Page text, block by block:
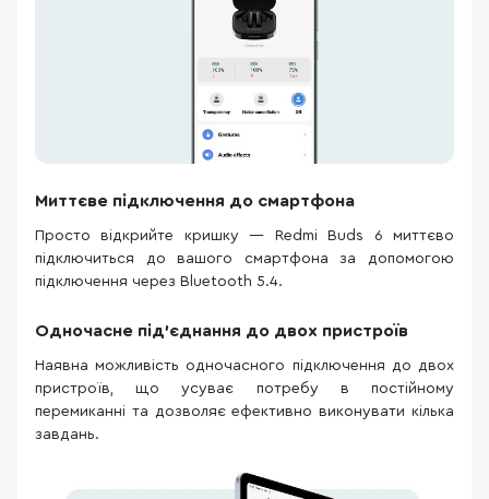
Миттєве підключення до смартфона
Просто відкрийте кришку — Redmi Buds 6 миттєво
підключиться до вашого смартфона за допомогою
підключення через Bluetooth 5.4.
Одночасне під'єднання до двох пристроїв
Наявна можливість одночасного підключення до двох
пристроїв, що усуває потребу в постійному
перемиканні та дозволяє ефективно виконувати кілька
завдань.